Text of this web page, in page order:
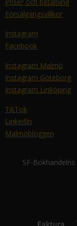
Försäljningsvillkor
Instagram
Facebook
Instagram Malmö
Instagram Göteborg
Instagram Linköping
TikTok
LinkedIn
Malmöbloggen
SF-